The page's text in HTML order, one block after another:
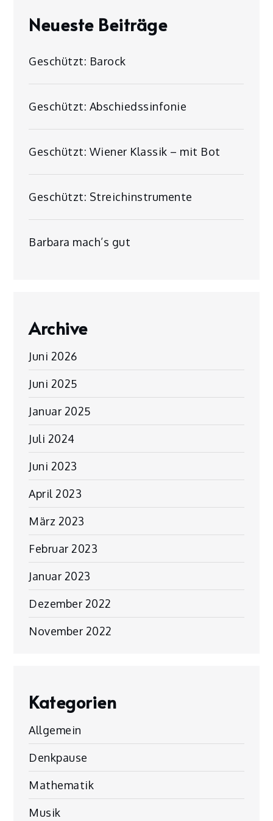
Neueste Beiträge
Geschützt: Barock
Geschützt: Abschiedssinfonie
Geschützt: Wiener Klassik – mit Bot
Geschützt: Streichinstrumente
Barbara mach’s gut
Archive
Juni 2026
Juni 2025
Januar 2025
Juli 2024
Juni 2023
April 2023
März 2023
Februar 2023
Januar 2023
Dezember 2022
November 2022
Kategorien
Allgemein
Denkpause
Mathematik
Musik